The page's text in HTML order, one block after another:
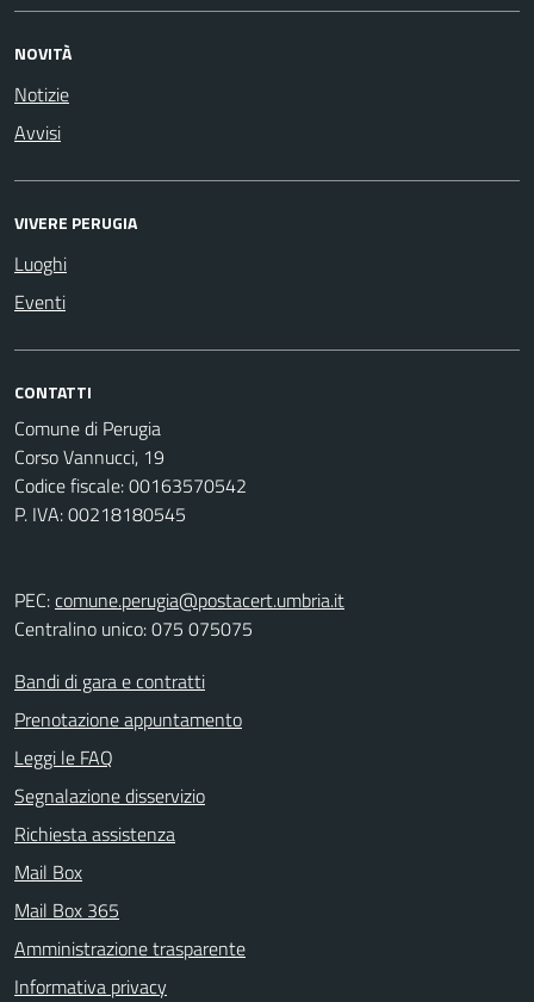
NOVITÀ
Notizie
Avvisi
VIVERE PERUGIA
Luoghi
Eventi
CONTATTI
Comune di Perugia
Corso Vannucci, 19
Codice fiscale: 00163570542
P. IVA: 00218180545
PEC:comune.perugia@postacert.umbria.it
Centralino unico: 075 075075
Bandi di gara e contratti
Prenotazione appuntamento
Leggi le FAQ
Segnalazione disservizio
Richiesta assistenza
Mail Box
Mail Box 365
Amministrazione trasparente
Informativa privacy